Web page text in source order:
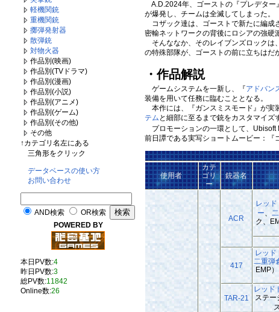
軽機関銃
重機関銃
擲弾発射器
散弾銃
対物火器
作品別(映画)
作品別(TVドラマ)
作品別(漫画)
作品別(小説)
作品別(アニメ)
作品別(ゲーム)
作品別(その他)
その他
↑カテゴリ名左にある
三角形をクリック
データベースの使い方
お問い合わせ
AND検索
OR検索
POWERED BY
本日PV数:4
昨日PV数:3
総PV数:11842
Online数:26
A.D.2024年、ゴーストの『プレデター
が爆発し、チームは全滅してしまった。
コザック達は、ゴーストで新たに編成
密輸ネットワークの背後にロシアの強硬
そんななか、そのレイブンズロックは
の特殊部隊が、ゴーストの前に立ちはだ
・作品解説
ゲームシステムを一新し、『アドバン
装備を用いて任務に臨むこととなる。
本作には、『ガンスミスモード』が実
テム と細部に至るまで銃をカスタマイ
プロモーションの一環として、Ubisoft
前日譚である実写ショートムービー：『
使用者
カテ
ゴリ
ー
銃器名
ACR
レッド
ー、
ク、
417
レッド
二重弾
EMP
TAR-21
レッド
ステー